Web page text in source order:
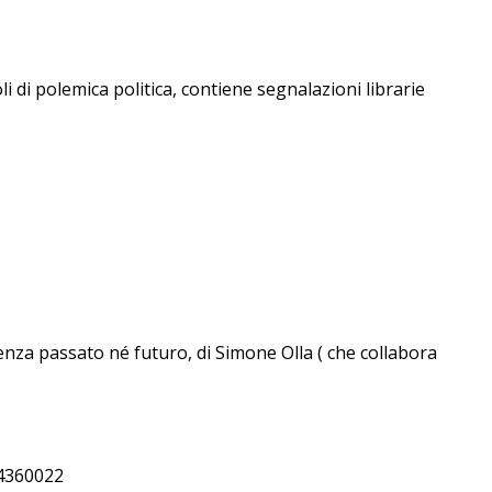
di polemica politica, contiene segnalazioni librarie
passato né futuro, di Simone Olla ( che collabora